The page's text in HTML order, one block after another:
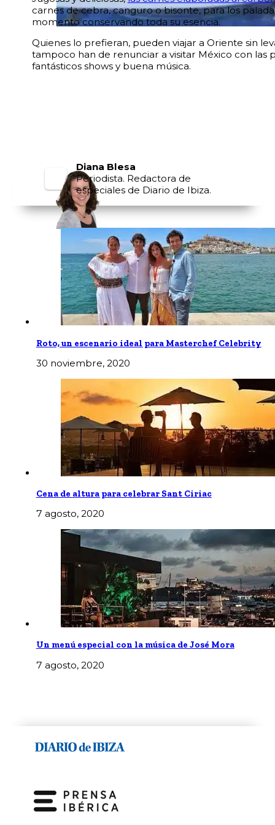
carnes de cebra, canguro o bisonte, para los
momento conservando toda su esencia.
Quienes lo prefieran, pueden viajar a Oriente sin
tampoco han de renunciar a visitar México con las
fantásticos shows y buena música.
Diana Blesa
Periodista. Redactora de
especiales de Diario de Ibiza.
Roto, un escenario ideal para Masterchef Celebrity
30 noviembre, 2020
Cena de altura para celebrar Sant Ciriac
7 agosto, 2020
Un menú especial con la música de José Mora
7 agosto, 2020